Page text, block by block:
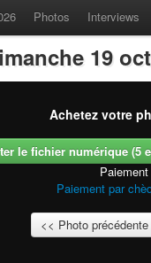
Photos Interviews
19
Achetez votre
le fichier numérique (5
Paiement par
<< Photo précédente